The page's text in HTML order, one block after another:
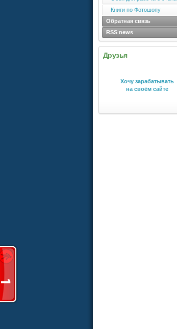
Книги по Фотошопу
Обратная связь
RSS news
Друзья
Хочу зарабатывать
на своём сайте